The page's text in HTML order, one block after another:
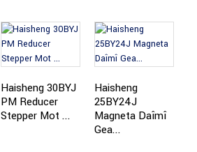
Haisheng 30BYJ
PM Reducer
Stepper Mot ...
Haisheng
25BY24J
Magneta Daîmî
Gea...